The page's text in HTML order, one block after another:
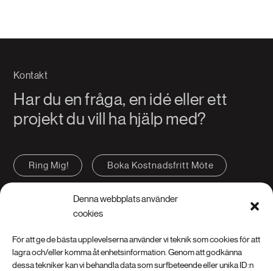
Denna webbplats använder
cookies
För att ge de bästa upplevelserna använder vi teknik som cookies för att
lagra och/eller komma åt enhetsinformation. Genom att godkänna
dessa tekniker kan vi behandla data som surfbeteende eller unika ID:n
Kontakt
Har du en fråga, en idé eller ett
projekt du vill ha hjälp med?
Ring Mig! Boka Kostnadsfritt Möte
Kontakta oss FAQ